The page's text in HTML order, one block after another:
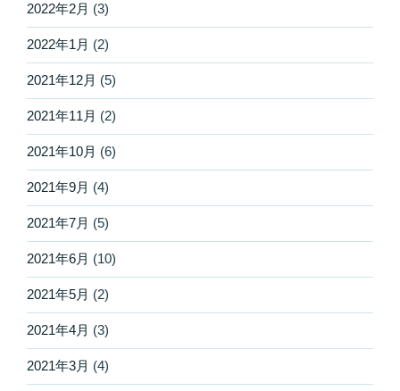
2022年2月 (3)
2022年1月 (2)
2021年12月 (5)
2021年11月 (2)
2021年10月 (6)
2021年9月 (4)
2021年7月 (5)
2021年6月 (10)
2021年5月 (2)
2021年4月 (3)
2021年3月 (4)